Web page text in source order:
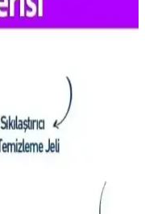
kullanımda etkili
İçin Etkili Ürünler
kimyasal
bakım yöntemleri
uygulama önemlidir.